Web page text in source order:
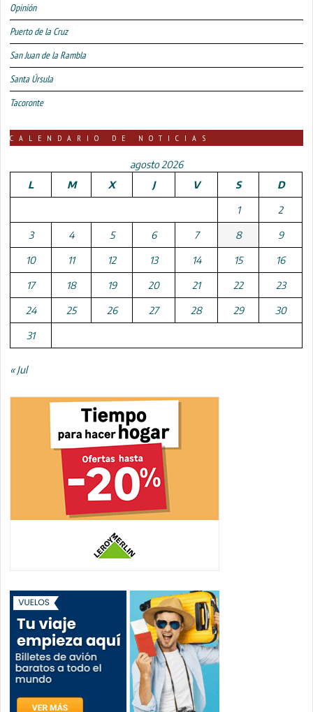
Opinión
Puerto de la Cruz
San Juan de la Rambla
Santa Úrsula
Tacoronte
CALENDARIO DE NOTICIAS
agosto 2026
L
M X J V S D
1 2
3 4 5 6 7 8 9
10 11 12 13 14 15 16
17 18 19 20 21 22 23
24 25 26 27 28 29 30
31
« Jul